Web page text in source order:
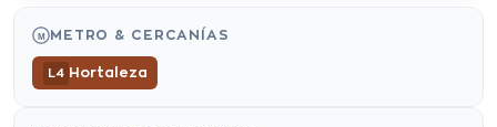
M METRO & CERCANÍAS
L4 Hortaleza